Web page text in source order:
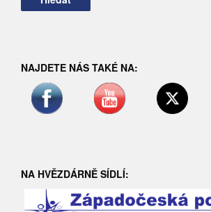
NAJDETE NÁS TAKÉ NA:
NA HVĚZDÁRNĚ SÍDLÍ: